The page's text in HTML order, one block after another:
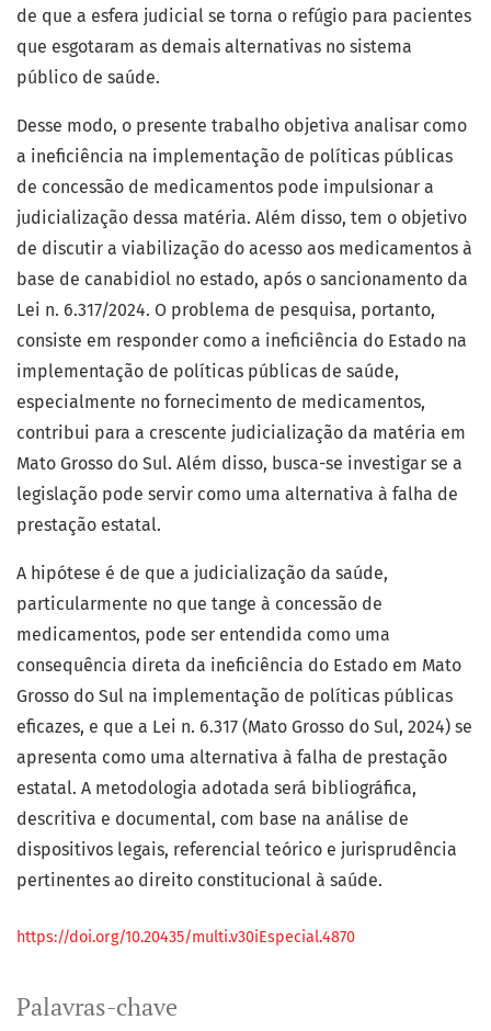
Palavras-chave
de que a esfera judicial se torna o refúgio para pacientes
que esgotaram as demais alternativas no sistema
público de saúde.
Desse modo, o presente trabalho objetiva analisar como
a ineficiência na implementação de políticas públicas
de concessão de medicamentos pode impulsionar a
judicialização dessa matéria. Além disso, tem o objetivo
de discutir a viabilização do acesso aos medicamentos à
base de canabidiol no estado, após o sancionamento da
Lei n. 6.317/2024. O problema de pesquisa, portanto,
consiste em responder como a ineficiência do Estado na
implementação de políticas públicas de saúde,
especialmente no fornecimento de medicamentos,
contribui para a crescente judicialização da matéria em
Mato Grosso do Sul. Além disso, busca-se investigar se a
legislação pode servir como uma alternativa à falha de
prestação estatal.
A hipótese é de que a judicialização da saúde,
particularmente no que tange à concessão de
medicamentos, pode ser entendida como uma
consequência direta da ineficiência do Estado em Mato
Grosso do Sul na implementação de políticas públicas
eficazes, e que a Lei n. 6.317 (Mato Grosso do Sul, 2024) se
apresenta como uma alternativa à falha de prestação
estatal. A metodologia adotada será bibliográfica,
descritiva e documental, com base na análise de
dispositivos legais, referencial teórico e jurisprudência
pertinentes ao direito constitucional à saúde.
https://doi.org/10.20435/multi.v30iEspecial.4870